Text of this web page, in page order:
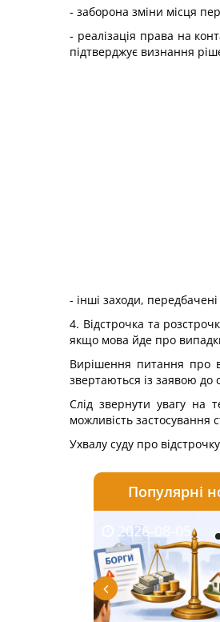
- заборона зміни місця
- реалізація права на
підтверджує визнання
- інші заходи,
4. Відстрочка та
якщо мова йде про
Вирішення питання про
звертаються із заявою до
Слід звернути увагу на
можливість застосування
Ухвалу суду про
Популярні
2026-08-05
2026-08-04
2026-